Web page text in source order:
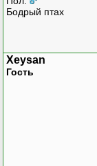
Бодрый птах
Xeysan
Гость